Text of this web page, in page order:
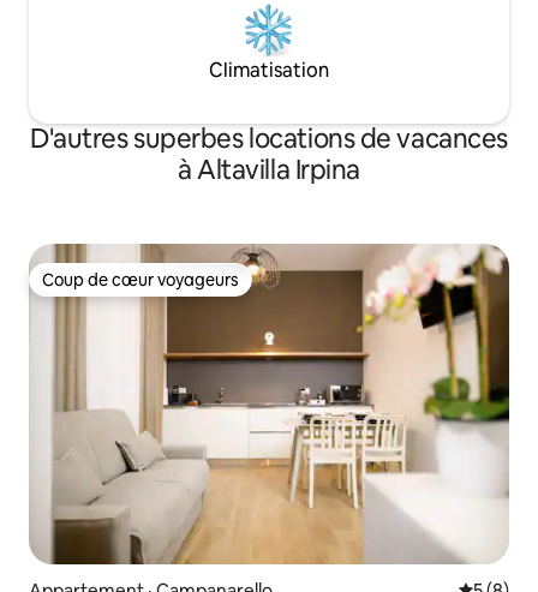
Climatisation
D'autres superbes locations de vacances
à Altavilla Irpina
Coup de cœur voyageurs
Coup de cœur voyageurs